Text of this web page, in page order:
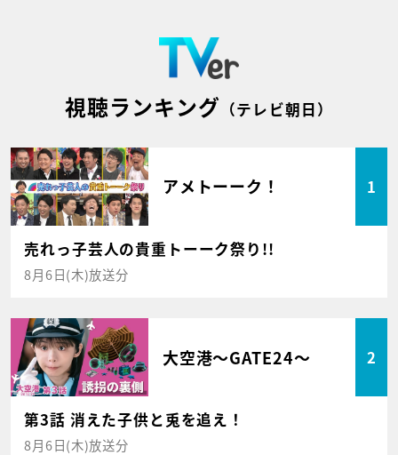
視聴ランキング （テレビ朝日）
アメトーーク！ 1
売れっ子芸人の貴重トーーク祭り!!
8月6日(木)放送分
大空港～GATE24～ 2
第3話 消えた子供と兎を追え！
8月6日(木)放送分